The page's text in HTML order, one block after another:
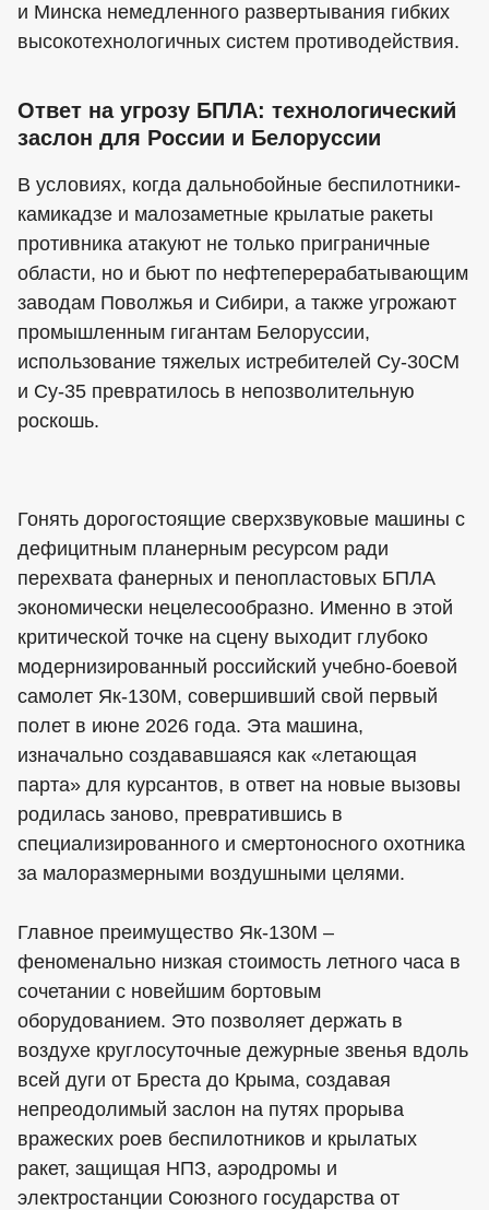
и Минска немедленного развертывания гибких
высокотехнологичных систем противодействия.
Ответ на угрозу БПЛА: технологический
заслон для России и Белоруссии
В условиях, когда дальнобойные беспилотники-
камикадзе и малозаметные крылатые ракеты
противника атакуют не только приграничные
области, но и бьют по нефтеперерабатывающим
заводам Поволжья и Сибири, а также угрожают
промышленным гигантам Белоруссии,
использование тяжелых истребителей Су-30СМ
и Су-35 превратилось в непозволительную
роскошь.
Гонять дорогостоящие сверхзвуковые машины с
дефицитным планерным ресурсом ради
перехвата фанерных и пенопластовых БПЛА
экономически нецелесообразно. Именно в этой
критической точке на сцену выходит глубоко
модернизированный российский учебно-боевой
самолет Як-130М, совершивший свой первый
полет в июне 2026 года. Эта машина,
изначально создававшаяся как «летающая
парта» для курсантов, в ответ на новые вызовы
родилась заново, превратившись в
специализированного и смертоносного охотника
за малоразмерными воздушными целями.
Главное преимущество Як-130М –
феноменально низкая стоимость летного часа в
сочетании с новейшим бортовым
оборудованием. Это позволяет держать в
воздухе круглосуточные дежурные звенья вдоль
всей дуги от Бреста до Крыма, создавая
непреодолимый заслон на путях прорыва
вражеских роев беспилотников и крылатых
ракет, защищая НПЗ, аэродромы и
электростанции Союзного государства от